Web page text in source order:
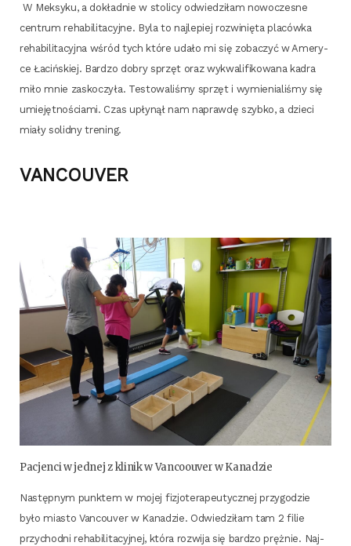
W Mek­sy­ku, a dokład­nie w sto­li­cy odwie­dzi­łam nowo­cze­sne
cen­trum reha­bi­li­ta­cyj­ne. Byla to naj­le­piej roz­wi­nię­ta pla­ców­ka
reha­bi­li­ta­cyj­na wśród tych któ­re uda­ło mi się zoba­czyć w Ame­ry­
ce Łaciń­skiej. Bar­dzo dobry sprzęt oraz wykwa­li­fi­ko­wa­na kadra
miło mnie zasko­czy­ła. Testo­wa­li­śmy sprzęt i wymie­nia­li­śmy się
umie­jęt­no­ścia­mi. Czas upły­nął nam napraw­dę szyb­ko, a dzie­ci
mia­ły solid­ny trening.
VANCOUVER
Pacjen­ci w jed­nej z kli­nik w Van­co­ouver w Kanadzie
Następ­nym punk­tem w mojej fizjo­te­ra­peu­tycz­nej przy­go­dzie
było mia­sto Van­co­uver w Kana­dzie. Odwie­dzi­łam tam 2 filie
przy­chod­ni reha­bi­li­ta­cyj­nej, któ­ra roz­wi­ja się bar­dzo pręż­nie. Naj­